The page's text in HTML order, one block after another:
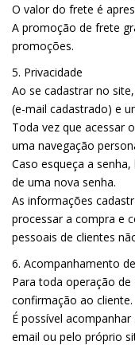
O valor do frete é
A promoção de frete
promoções.
5. Privacidade
Ao se cadastrar no
(e-mail cadastrado) e
Toda vez que acessar
uma navegação
Caso esqueça a
de uma nova senha.
As informações
processar a compra e
pessoais de clientes
6. Acompanhamento
Para toda operação
confirmação ao cliente.
É possível
email ou pelo próprio